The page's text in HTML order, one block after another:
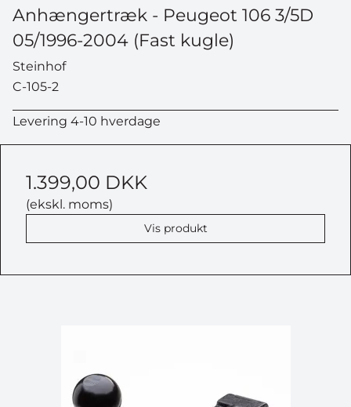
Anhængertræk - Peugeot 106 3/5D
05/1996-2004 (Fast kugle)
Steinhof
C-105-2
Levering 4-10 hverdage
1.399,00 DKK
(ekskl. moms)
Vis produkt